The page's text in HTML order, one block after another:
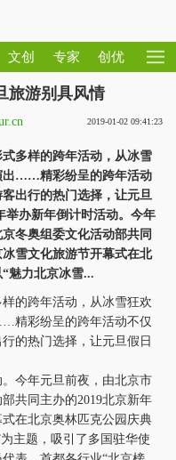
文创 专家 创优
旅游别具风情
2019-01-02 09:41:23
多样的跨年活动，从冰雪
出……精彩纷呈的跨年活动
出行的热门选择，让元旦
办新年倒计时活动。今年
冬奥组委文化活动部共同
雪文化旅游节开幕式在北
魅力北京冰雪...
的跨年活动，从冰雪狂欢
精彩纷呈的跨年活动不仅
的热门选择，让元旦假日
今年元旦前夜，由北京市
共同主办的2019北京新年
在北京奥林匹克公园庆典
主题，吸引了多国驻华使